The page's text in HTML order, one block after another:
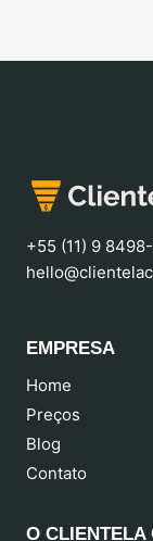
+55 (11) 9
EMPRESA
Home
Preços
Blog
Contato
O CLIENTELA